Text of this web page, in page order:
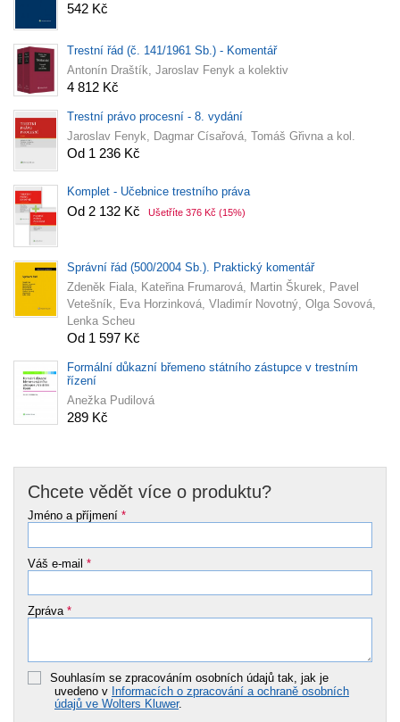
542 Kč
Trestní řád (č. 141/1961 Sb.) - Komentář
Antonín Draštík, Jaroslav Fenyk a kolektiv
4 812 Kč
Trestní právo procesní - 8. vydání
Jaroslav Fenyk, Dagmar Císařová, Tomáš Gřivna a kol.
Od 1 236 Kč
Komplet - Učebnice trestního práva
Od 2 132 Kč Ušetříte 376 Kč (15%)
Správní řád (500/2004 Sb.). Praktický komentář
Zdeněk Fiala, Kateřina Frumarová, Martin Škurek, Pavel
Vetešník, Eva Horzinková, Vladimír Novotný, Olga Sovová,
Lenka Scheu
Od 1 597 Kč
Formální důkazní břemeno státního zástupce v trestním
řízení
Anežka Pudilová
289 Kč
Chcete vědět více o produktu?
Jméno a příjmení *
Váš e-mail *
Zpráva *
Souhlasím se zpracováním osobních údajů tak, jak je
uvedeno v Informacích o zpracování a ochraně osobních
údajů ve Wolters Kluwer.